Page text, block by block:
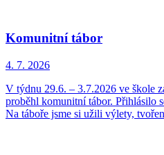
Komunitní tábor
4. 7. 2026
V týdnu 29.6. – 3.7.2026 ve škole
proběhl komunitní tábor. Přihlásilo
Na táboře jsme si užili výlety,